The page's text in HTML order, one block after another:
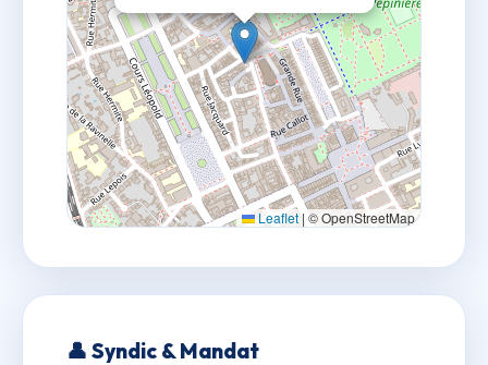
Leaflet | © OpenStreetMap
👤 Syndic & Mandat